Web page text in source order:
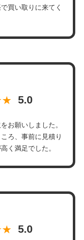
買い取りに来てく
お願いしました。
ろ、事前に見積り
く満足でした。